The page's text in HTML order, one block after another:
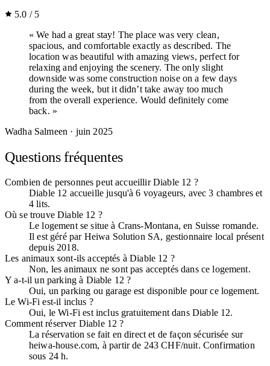
5.0 / 5
« We had a great stay! The place was very clean,
spacious, and comfortable exactly as described. The
location was beautiful with amazing views, perfect for
relaxing and enjoying the scenery. The only slight
downside was some construction noise on a few days
during the week, but it didn’t take away too much
from the overall experience. Would definitely come
back. »
Wadha Salmeen · juin 2025
Questions fréquentes
Combien de personnes peut accueillir Diable 12 ?
Diable 12 accueille jusqu'à 6 voyageurs, avec 3 chambres et
4 lits.
Où se trouve Diable 12 ?
Le logement se situe à Crans-Montana, en Suisse romande.
Il est géré par Heiwa Solution SA, gestionnaire local présent
depuis 2018.
Les animaux sont-ils acceptés à Diable 12 ?
Non, les animaux ne sont pas acceptés dans ce logement.
Y a-t-il un parking à Diable 12 ?
Oui, un parking ou garage est disponible pour ce logement.
Le Wi-Fi est-il inclus ?
Oui, le Wi-Fi est inclus gratuitement dans Diable 12.
Comment réserver Diable 12 ?
La réservation se fait en direct et de façon sécurisée sur
heiwa-house.com, à partir de 243 CHF/nuit. Confirmation
sous 24 h.